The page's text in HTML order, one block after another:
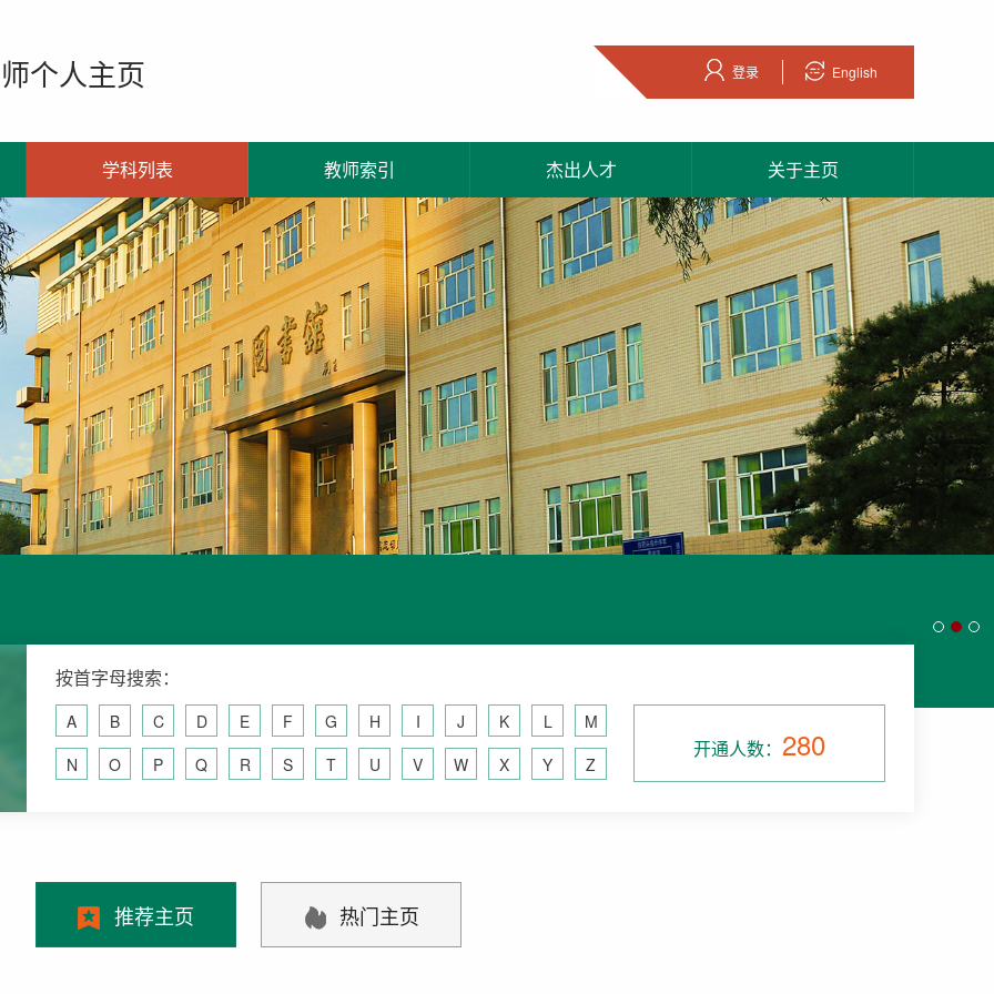
个人主页 登录 English
学科列表 教师索引 杰出人才 关于主页
按首字母搜索：
A B C D E F G H I J K L
M
N
O P Q R S T U V W X Y Z
开通人数： 280
推荐主页 热门主页